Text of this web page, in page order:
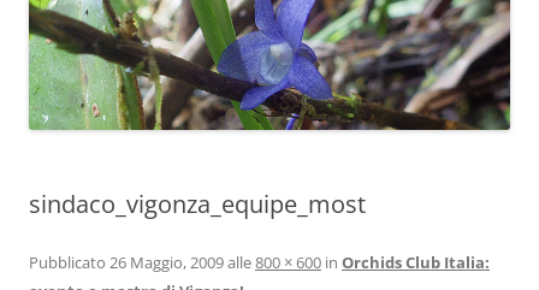
sindaco_vigonza_equipe_most
Pubblicato 26 Maggio, 2009alle800 × 600 in Orchids Club Italia: